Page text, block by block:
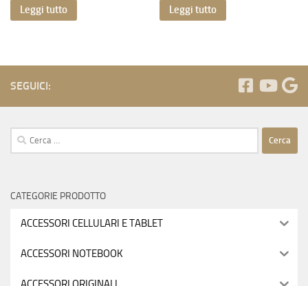
Leggi tutto Leggi tutto
SEGUICI:
Ricerca
per:
CATEGORIE PRODOTTO
ACCESSORI CELLULARI E TABLET
ACCESSORI NOTEBOOK